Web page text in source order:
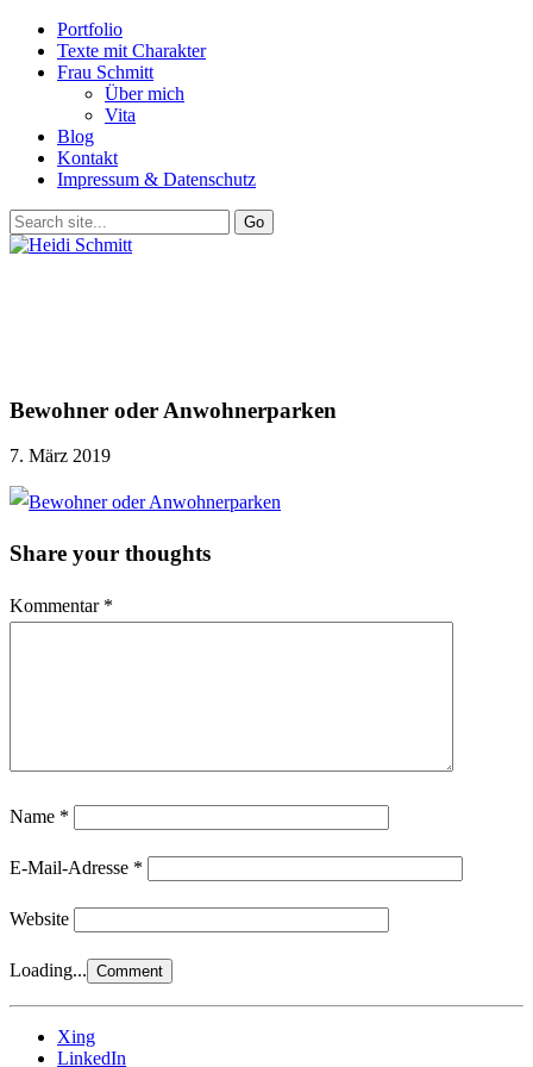
Portfolio
Texte mit Charakter
Frau Schmitt
Über mich
Vita
Blog
Kontakt
Impressum & Datenschutz
Bewohner oder Anwohnerparken
7. März 2019
Share your thoughts
Kommentar *
Name *
E-Mail-Adresse *
Website
Loading...
Xing
LinkedIn